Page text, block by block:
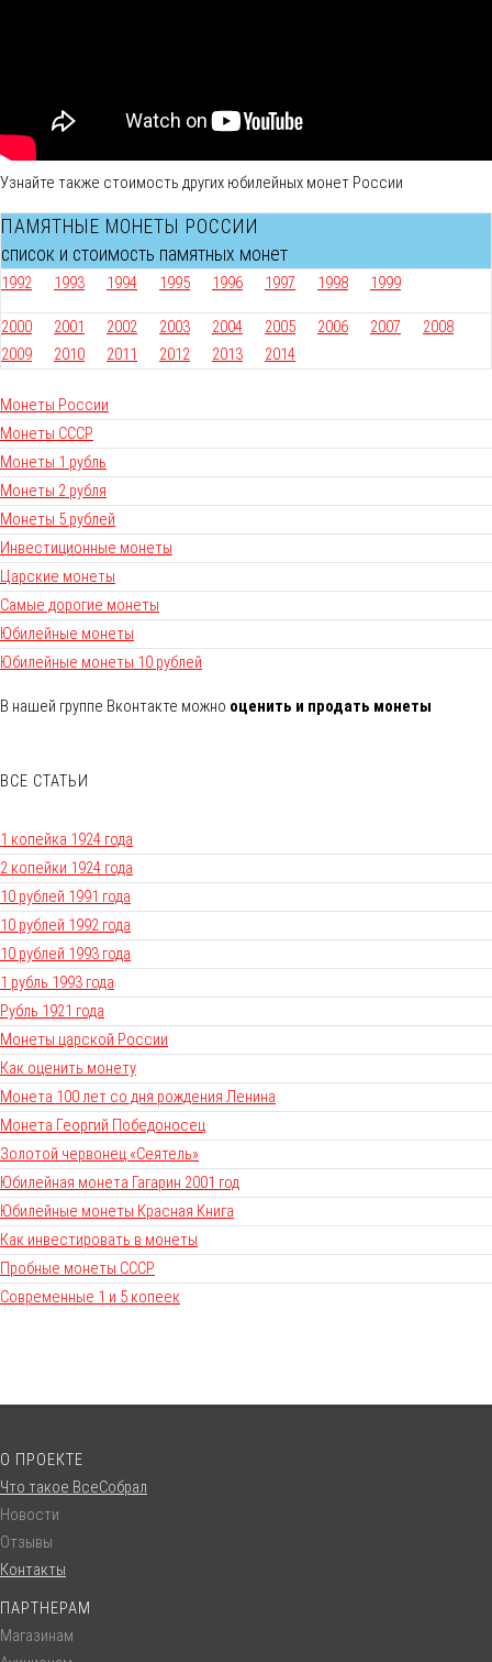
Узнайте также стоимость других юбилейных монет России
ПАМЯТНЫЕ МОНЕТЫ РОССИИ
список и стоимость памятных монет
1992 1993 1994 1995 1996 1997 1998 1999
2000 2001 2002 2003 2004 2005 2006 2007
2008
2009
2010 2011 2012 2013 2014
Монеты России
Монеты СССР
Монеты 1 рубль
Монеты 2 рубля
Монеты 5 рублей
Инвестиционные монеты
Царские монеты
Самые дорогие монеты
Юбилейные монеты
Юбилейные монеты 10 рублей
В нашей группе Вконтакте можно оценить и продать монеты
ВСЕ СТАТЬИ
1 копейка 1924 года
2 копейки 1924 года
10 рублей 1991 года
10 рублей 1992 года
10 рублей 1993 года
1 рубль 1993 года
Рубль 1921 года
Монеты царской России
Как оценить монету
Монета 100 лет со дня рождения Ленина
Монета Георгий Победоносец
Золотой червонец «Сеятель»
Юбилейная монета Гагарин 2001 год
Юбилейные монеты Красная Книга
Как инвестировать в монеты
Пробные монеты СССР
Современные 1 и 5 копеек
О ПРОЕКТЕ
Что такое ВсеСобрал
Новости
Отзывы
Контакты
ПАРТНЕРАМ
Магазинам